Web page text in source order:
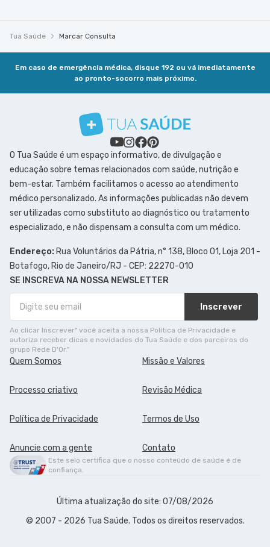
Tua Saúde Marcar Consulta
Em caso de emergência médica, disque 192 ou vá imediatamente
ao pronto-socorro mais próximo.
O Tua Saúde é um espaço informativo, de divulgação e
educação sobre temas relacionados com saúde, nutrição e
bem-estar. Também facilitamos o acesso ao atendimento
médico personalizado. As informações publicadas não devem
ser utilizadas como substituto ao diagnóstico ou tratamento
especializado, e não dispensam a consulta com um médico.
Endereço: Rua Voluntários da Pátria, n° 138, Bloco 01, Loja 201 -
Botafogo, Rio de Janeiro/RJ - CEP: 22270-010
SE INSCREVA NA NOSSA NEWSLETTER
Inscrever
Ao clicar Inscrever" você aceita a nossa Política de Privacidade e
autoriza receber dicas e novidades do Tua Saúde e dos parceiros do
grupo Rede D'Or."
Quem Somos Missão e Valores
Processo criativo Revisão Médica
Política de Privacidade Termos de Uso
Anuncie com a gente Contato
Este selo certifica que o nosso conteúdo de saúde é de
confiança.
Última atualização do site: 07/08/2026
© 2007 - 2026 Tua Saúde. Todos os direitos reservados.